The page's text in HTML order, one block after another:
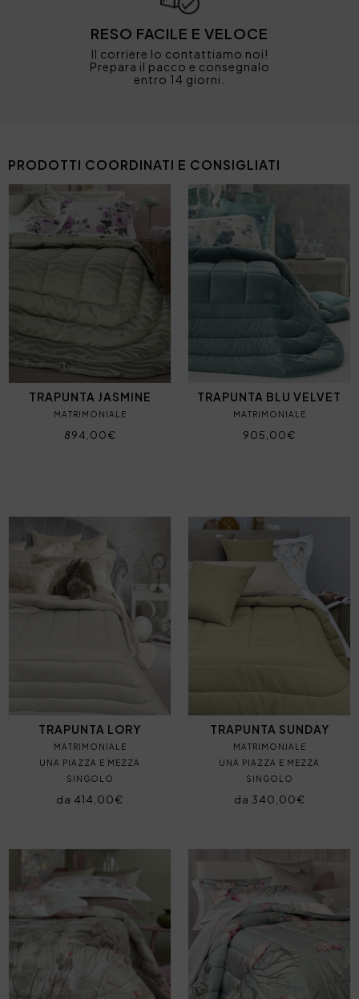
RESO FACILE E VELOCE
Il corriere lo contattiamo noi!
Prepara il pacco e consegnalo
entro 14 giorni.
PRODOTTI COORDINATI E CONSIGLIATI
TRAPUNTA JASMINE
MATRIMONIALE
894,00€
TRAPUNTA BLU VELVET
MATRIMONIALE
905,00€
TRAPUNTA LORY
MATRIMONIALE
UNA PIAZZA E MEZZA
SINGOLO
da 414,00€
TRAPUNTA SUNDAY
MATRIMONIALE
UNA PIAZZA E MEZZA
SINGOLO
da 340,00€